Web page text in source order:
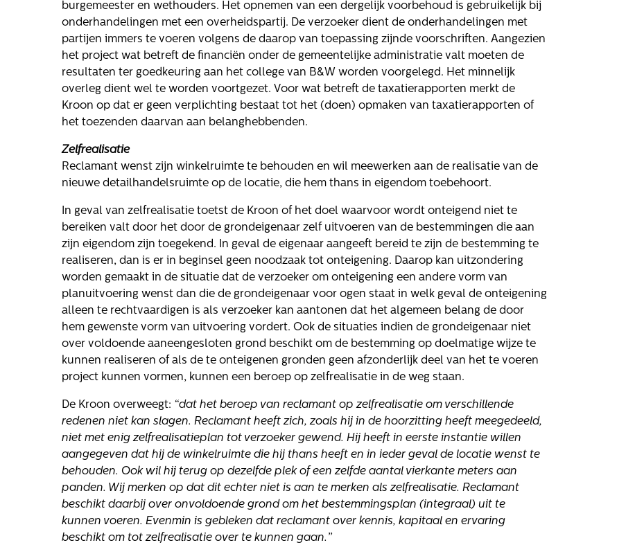
Het verhaal van
Gloudemans
Onze mensen
Werken bij
Gloudemans
Volg ons
burgemeester en wethouders. Het opnemen van een dergelijk voorbehoud is gebruikelijk bij
onderhandelingen met een overheidspartij. De verzoeker dient de onderhandelingen met
partijen immers te voeren volgens de daarop van toepassing zijnde voorschriften. Aangezien
het project wat betreft de financiën onder de gemeentelijke administratie valt moeten de
resultaten ter goedkeuring aan het college van B&W worden voorgelegd. Het minnelijk
overleg dient wel te worden voortgezet. Voor wat betreft de taxatierapporten merkt de
Kroon op dat er geen verplichting bestaat tot het (doen) opmaken van taxatierapporten of
het toezenden daarvan aan belanghebbenden.
Zelfrealisatie
Reclamant wenst zijn winkelruimte te behouden en wil meewerken aan de realisatie van de
nieuwe detailhandelsruimte op de locatie, die hem thans in eigendom toebehoort.
In geval van zelfrealisatie toetst de Kroon of het doel waarvoor wordt onteigend niet te
bereiken valt door het door de grondeigenaar zelf uitvoeren van de bestemmingen die aan
zijn eigendom zijn toegekend. In geval de eigenaar aangeeft bereid te zijn de bestemming te
realiseren, dan is er in beginsel geen noodzaak tot onteigening. Daarop kan uitzondering
worden gemaakt in de situatie dat de verzoeker om onteigening een andere vorm van
planuitvoering wenst dan die de grondeigenaar voor ogen staat in welk geval de onteigening
alleen te rechtvaardigen is als verzoeker kan aantonen dat het algemeen belang de door
hem gewenste vorm van uitvoering vordert. Ook de situaties indien de grondeigenaar niet
over voldoende aaneengesloten grond beschikt om de bestemming op doelmatige wijze te
kunnen realiseren of als de te onteigenen gronden geen afzonderlijk deel van het te voeren
project kunnen vormen, kunnen een beroep op zelfrealisatie in de weg staan.
De Kroon overweegt: “dat het beroep van reclamant op zelfrealisatie om verschillende
redenen niet kan slagen. Reclamant heeft zich, zoals hij in de hoorzitting heeft meegedeeld,
niet met enig zelfrealisatieplan tot verzoeker gewend. Hij heeft in eerste instantie willen
aangegeven dat hij de winkelruimte die hij thans heeft en in ieder geval de locatie wenst te
behouden. Ook wil hij terug op dezelfde plek of een zelfde aantal vierkante meters aan
panden. Wij merken op dat dit echter niet is aan te merken als zelfrealisatie. Reclamant
beschikt daarbij over onvoldoende grond om het bestemmingsplan (integraal) uit te
kunnen voeren. Evenmin is gebleken dat reclamant over kennis, kapitaal en ervaring
beschikt om tot zelfrealisatie over te kunnen gaan.”